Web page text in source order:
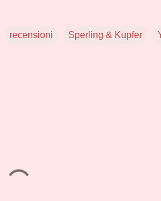
recensioni Sperling & Kupfer